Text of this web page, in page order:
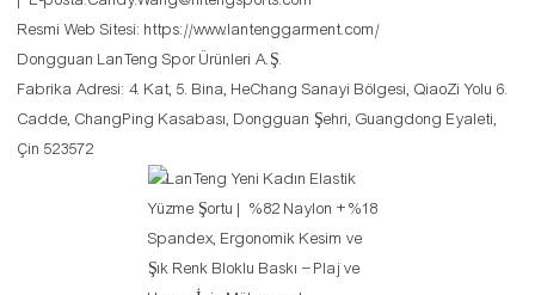
Resmi Web Sitesi: https://www.lantenggarment.com/
Dongguan LanTeng Spor Ürünleri A.Ş.
Fabrika Adresi: 4. Kat, 5. Bina, HeChang Sanayi Bölgesi, QiaoZi Yolu 6.
Cadde, ChangPing Kasabası, Dongguan Şehri, Guangdong Eyaleti,
Çin 523572